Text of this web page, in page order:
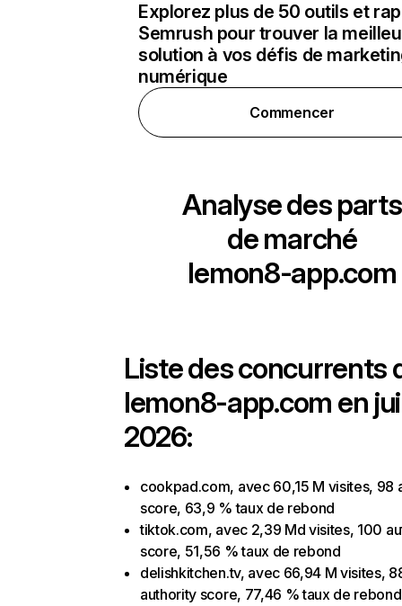
Explorez plus de 50 outils et
Semrush pour trouver la
solution à vos défis de
numérique
Commencer
Analyse des parts
de marché
lemon8-app.com
Liste des concurrents
lemon8-app.com en
2026:
cookpad.com, avec 60,15 M visites, 98
score, 63,9 % taux de rebond
tiktok.com, avec 2,39 Md visites, 100
score, 51,56 % taux de rebond
delishkitchen.tv, avec 66,94 M visites,
authority score, 77,46 % taux de rebond